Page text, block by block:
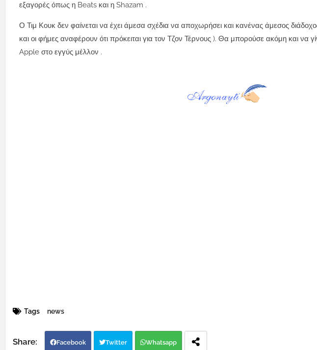
εξαγορές όπως η Beats και η Shazam .
Ο Τιμ Κουκ δεν φαίνεται να έχει άμεσα σχέδια να αποχωρήσει και κανένας άμεσος
και οι φήμες αναφέρουν ότι πρόκειται για τον Τζον Τέρνους ). Θα μπορούσε ακόμη και να
Apple στο εγγύς μέλλον .
Tags news
Facebook Twitter Whatsapp